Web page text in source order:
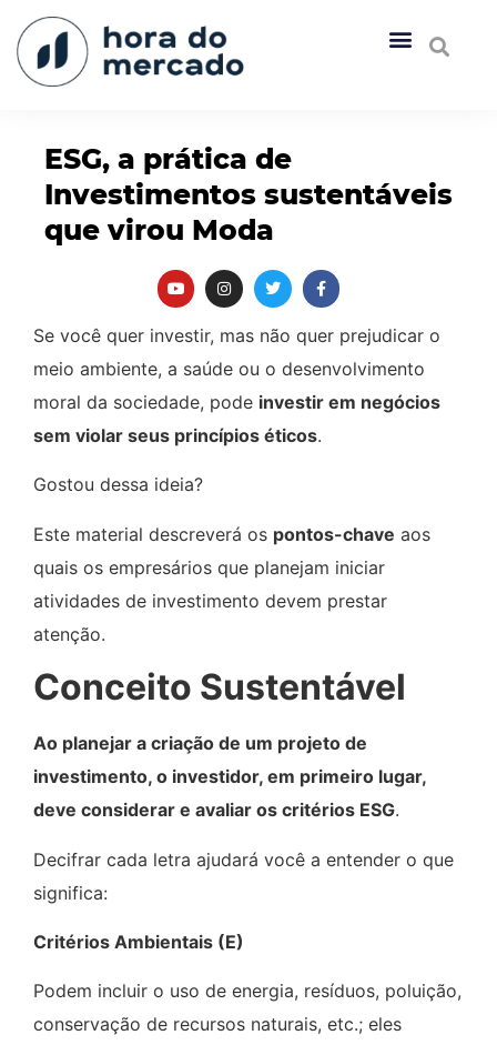
ESG, a prática de
Investimentos sustentáveis
que virou Moda
Se você quer investir, mas não quer prejudicar o
meio ambiente, a saúde ou o desenvolvimento
moral da sociedade, pode investir em negócios
sem violar seus princípios éticos.
Gostou dessa ideia?
Este material descreverá os pontos-chave aos
quais os empresários que planejam iniciar
atividades de investimento devem prestar
atenção.
Conceito Sustentável
Ao planejar a criação de um projeto de
investimento, o investidor, em primeiro lugar,
deve considerar e avaliar os critérios ESG.
Decifrar cada letra ajudará você a entender o que
significa:
Critérios Ambientais (E)
Podem incluir o uso de energia, resíduos, poluição,
conservação de recursos naturais, etc.; eles